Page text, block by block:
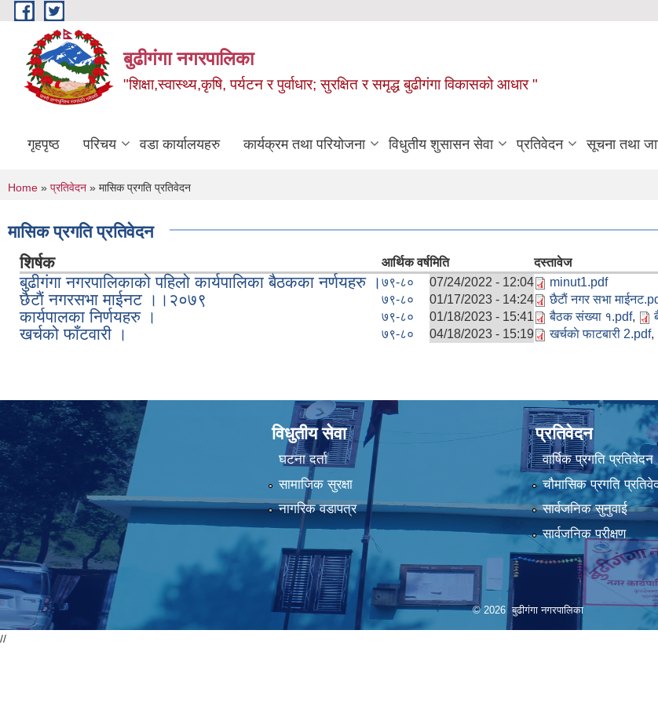
Skip to main content
बुढीगंगा नगरपालिका
"शिक्षा,स्वास्थ्य,कृषि, पर्यटन र पुर्वाधार; सुरक्षित र समृद्ध बुढीगंगा विकासको आधार "
गृहपृष्ठ परिचय वडा कार्यालयहरु कार्यक्रम तथा परियोजना विधुतीय शुसासन सेवा प्रतिवेदन सूचना तथा
You are here
Home » प्रतिवेदन » मासिक प्रगति प्रतिवेदन
मासिक प्रगति प्रतिवेदन
शिर्षक आर्थिक वर्षमिति दस्तावेज
बुढीगंगा नगरपालिकाको पहिलो कार्यपालिका बैठकका नर्णयहरु । ७९-८० 07/24/2022 - 12:04 minut1.pdf
छैटाैं नगरसभा माईनट ।।२०७९ ७९-८० 01/17/2023 - 14:24 छैटाैं नगर सभा
कार्यपालका निर्णयहरु । ७९-८० 01/18/2023 - 15:41 बैठक संख्या १.pdf,
खर्चको फाँटवारी । ७९-८० 04/18/2023 - 15:19 खर्चकाे फाटबारी 2.pdf,
विधुतीय सेवा
घटना दर्ता
सामाजिक सुरक्षा
नागरिक वडापत्र
प्रतिवेदन
वार्षिक प्रगति प्रतिवेदन
चौमासिक प्रगति
सार्वजनिक सुनुवाई
सार्वजनिक परीक्षण
© 2026 बुढीगंगा नगरपालिका
//